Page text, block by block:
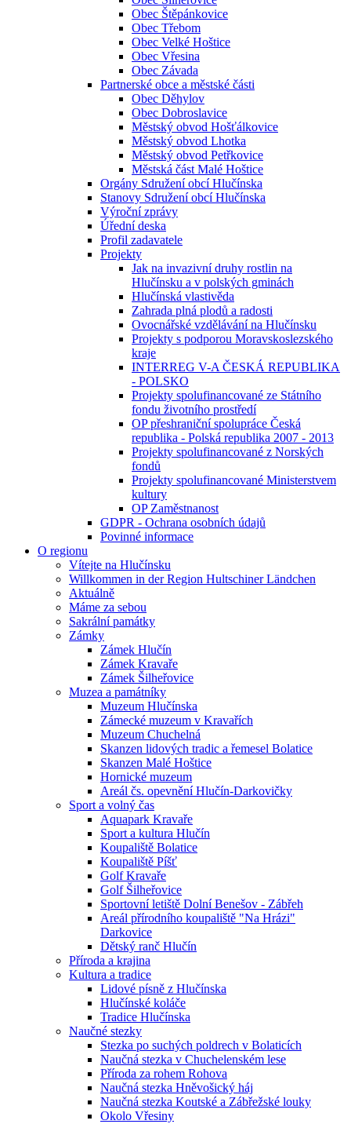
Obec Štěpánkovice
Obec Třebom
Obec Velké Hoštice
Obec Vřesina
Obec Závada
Partnerské obce a městské části
Obec Děhylov
Obec Dobroslavice
Městský obvod Hošťálkovice
Městský obvod Lhotka
Městský obvod Petřkovice
Městská část Malé Hoštice
Orgány Sdružení obcí Hlučínska
Stanovy Sdružení obcí Hlučínska
Výroční zprávy
Úřední deska
Profil zadavatele
Projekty
Jak na invazivní druhy rostlin na
Hlučínsku a v polských gminách
Hlučínská vlastivěda
Zahrada plná plodů a radosti
Ovocnářské vzdělávání na Hlučínsku
Projekty s podporou Moravskoslezského
kraje
INTERREG V-A ČESKÁ REPUBLIKA
- POLSKO
Projekty spolufinancované ze Státního
fondu životního prostředí
OP přeshraniční spolupráce Česká
republika - Polská republika 2007 - 2013
Projekty spolufinancované z Norských
fondů
Projekty spolufinancované Ministerstvem
kultury
OP Zaměstnanost
GDPR - Ochrana osobních údajů
Povinné informace
O regionu
Vítejte na Hlučínsku
Willkommen in der Region Hultschiner Ländchen
Aktuálně
Máme za sebou
Sakrální památky
Zámky
Zámek Hlučín
Zámek Kravaře
Zámek Šilheřovice
Muzea a památníky
Muzeum Hlučínska
Zámecké muzeum v Kravařích
Muzeum Chuchelná
Skanzen lidových tradic a řemesel Bolatice
Skanzen Malé Hoštice
Hornické muzeum
Areál čs. opevnění Hlučín-Darkovičky
Sport a volný čas
Aquapark Kravaře
Sport a kultura Hlučín
Koupaliště Bolatice
Koupaliště Píšť
Golf Kravaře
Golf Šilheřovice
Sportovní letiště Dolní Benešov - Zábřeh
Areál přírodního koupaliště "Na Hrázi"
Darkovice
Dětský ranč Hlučín
Příroda a krajina
Kultura a tradice
Lidové písně z Hlučínska
Hlučínské koláče
Tradice Hlučínska
Naučné stezky
Stezka po suchých poldrech v Bolaticích
Naučná stezka v Chuchelenském lese
Příroda za rohem Rohova
Naučná stezka Hněvošický háj
Naučná stezka Koutské a Zábřežské louky
Okolo Vřesiny